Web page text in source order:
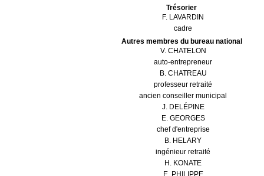
Trésorier
F. LAVARDIN
cadre
Autres membres du bureau national
V. CHATELON
auto-entrepreneur
B. CHATREAU
professeur retraité
ancien conseiller municipal
J. DELÉPINE
E. GEORGES
chef d'entreprise
B. HELARY
ingénieur retraité
H. KONATE